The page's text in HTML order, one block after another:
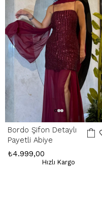
İade Adresimiz:Kemerkaya
/ Trabzon
Whatsapp Çağrı Merkezi:
Bordo Şifon Detaylı
Payetli Abiye
₺4.999,00
Hızlı Kargo